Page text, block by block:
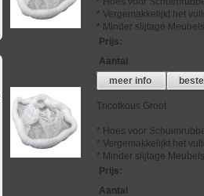
* Vergemakkelijkt het
* Minder slijtage
Prijs:
Aantal
meer info
bestel
Tricotkous Groot
* Hoes voor
* Vergemakkelijkt het
* Minder slijtage
Prijs:
Aantal